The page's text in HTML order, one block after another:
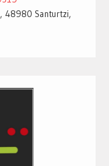
48980 Santurtzi,